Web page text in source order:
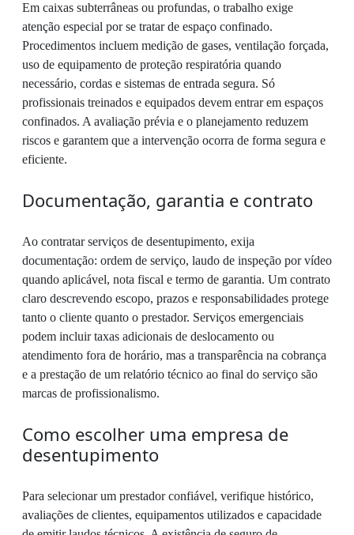
Em caixas subterrâneas ou profundas, o trabalho exige
atenção especial por se tratar de espaço confinado.
Procedimentos incluem medição de gases, ventilação forçada,
uso de equipamento de proteção respiratória quando
necessário, cordas e sistemas de entrada segura. Só
profissionais treinados e equipados devem entrar em espaços
confinados. A avaliação prévia e o planejamento reduzem
riscos e garantem que a intervenção ocorra de forma segura e
eficiente.
Documentação, garantia e contrato
Ao contratar serviços de desentupimento, exija
documentação: ordem de serviço, laudo de inspeção por vídeo
quando aplicável, nota fiscal e termo de garantia. Um contrato
claro descrevendo escopo, prazos e responsabilidades protege
tanto o cliente quanto o prestador. Serviços emergenciais
podem incluir taxas adicionais de deslocamento ou
atendimento fora de horário, mas a transparência na cobrança
e a prestação de um relatório técnico ao final do serviço são
marcas de profissionalismo.
Como escolher uma empresa de
desentupimento
Para selecionar um prestador confiável, verifique histórico,
avaliações de clientes, equipamentos utilizados e capacidade